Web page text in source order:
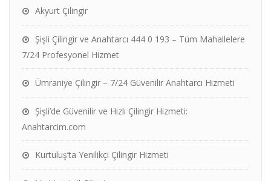
Akyurt Çilingir
Şişli Çilingir ve Anahtarcı 444 0 193 – Tüm Mahallelere
7/24 Profesyonel Hizmet
Ümraniye Çilingir – 7/24 Güvenilir Anahtarcı Hizmeti
Şişli’de Güvenilir ve Hızlı Çilingir Hizmeti:
Anahtarcim.com
Kurtuluş’ta Yenilikçi Çilingir Hizmeti